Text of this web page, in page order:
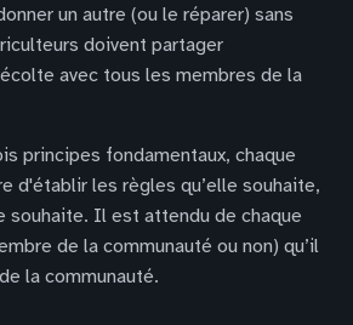
un autre (ou le réparer) sans
doivent partager
avec tous les membres de la
principes fondamentaux, chaque
d'établir les règles qu’elle souhaite,
souhaite. Il est attendu de chaque
de la communauté ou non) qu’il
la communauté.